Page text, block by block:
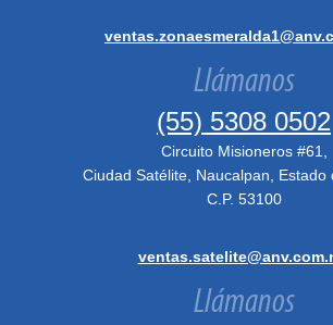
Llámanos
(55) 5308 0502
Circuito Misioneros #61,
Ciudad Satélite, Naucalpan, Estado
C.P. 53100
Llámanos